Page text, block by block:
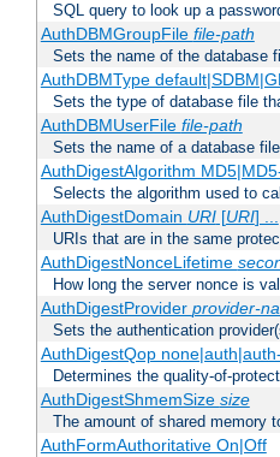
SQL query to look up a
AuthDBMGroupFile file-path
Sets the name of the database
AuthDBMType
Sets the type of database file
AuthDBMUserFile file-path
Sets the name of a database
AuthDigestAlgorithm
Selects the algorithm used to
AuthDigestDomain URI[URI] ...
URIs that are in the same
AuthDigestNonceLifetime
How long the server nonce is
AuthDigestProvider provider-
Sets the authentication
AuthDigestQop
Determines the quality-of-
AuthDigestShmemSize size
The amount of shared memory
AuthFormAuthoritative On|Off